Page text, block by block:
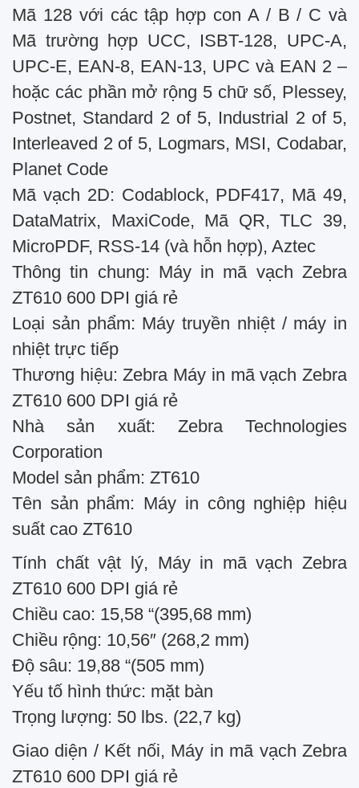
Mã 128 với các tập hợp con A / B / C và
Mã trường hợp UCC, ISBT-128, UPC-A,
UPC-E, EAN-8, EAN-13, UPC và EAN 2 –
hoặc các phần mở rộng 5 chữ số, Plessey,
Postnet, Standard 2 of 5, Industrial 2 of 5,
Interleaved 2 of 5, Logmars, MSI, Codabar,
Planet Code
Mã vạch 2D: Codablock, PDF417, Mã 49,
DataMatrix, MaxiCode, Mã QR, TLC 39,
MicroPDF, RSS-14 (và hỗn hợp), Aztec
Thông tin chung: Máy in mã vạch Zebra
ZT610 600 DPI giá rẻ
Loại sản phẩm: Máy truyền nhiệt / máy in
nhiệt trực tiếp
Thương hiệu: Zebra Máy in mã vạch Zebra
ZT610 600 DPI giá rẻ
Nhà sản xuất: Zebra Technologies
Corporation
Model sản phẩm: ZT610
Tên sản phẩm: Máy in công nghiệp hiệu
suất cao ZT610
Tính chất vật lý, Máy in mã vạch Zebra
ZT610 600 DPI giá rẻ
Chiều cao: 15,58 “(395,68 mm)
Chiều rộng: 10,56″ (268,2 mm)
Độ sâu: 19,88 “(505 mm)
Yếu tố hình thức: mặt bàn
Trọng lượng: 50 lbs. (22,7 kg)
Giao diện / Kết nối, Máy in mã vạch Zebra
ZT610 600 DPI giá rẻ